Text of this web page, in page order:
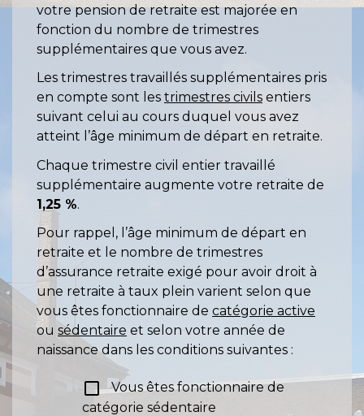
votre pension de retraite est majorée en
fonction du nombre de trimestres
supplémentaires que vous avez.
Les trimestres travaillés supplémentaires pris
en compte sont les trimestres civils entiers
suivant celui au cours duquel vous avez
atteint l’âge minimum de départ en retraite.
Chaque trimestre civil entier travaillé
supplémentaire augmente votre retraite de
1,25 %.
Pour rappel, l’âge minimum de départ en
retraite et le nombre de trimestres
d’assurance retraite exigé pour avoir droit à
une retraite à taux plein varient selon que
vous êtes fonctionnaire de catégorie active
ou sédentaire et selon votre année de
naissance dans les conditions suivantes :
check_box_outline_blank Vous êtes fonctionnaire de
catégorie sédentaire